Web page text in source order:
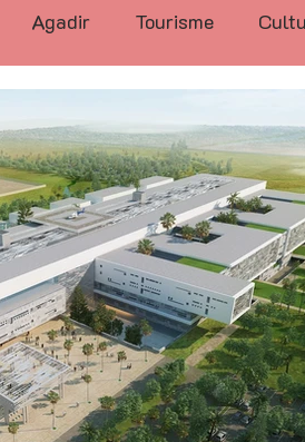
Agadir Tourisme
Mohammed VI
Tiznit Transport
Jardins d'Agadir Ouarzazate